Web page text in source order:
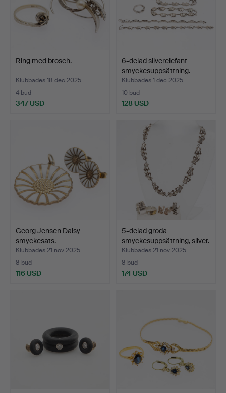
Ring med brosch.
Klubbades 18 dec 2025
4 bud
347 USD
6-delad silverelefant
smyckesuppsättning.
Klubbades 1 dec 2025
10 bud
128 USD
Georg Jensen Daisy
smyckesats.
Klubbades 21 nov 2025
8 bud
116 USD
5-delad groda
smyckesuppsättning, silver.
Klubbades 21 nov 2025
8 bud
174 USD